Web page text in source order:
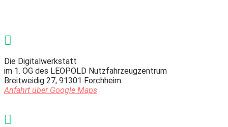

Die Digitalwerkstatt
im 1. OG des LEOPOLD Nutzfahrzeugzentrum
Breitweidig 27, 91301 Forchheim
Anfahrt über Google Maps
